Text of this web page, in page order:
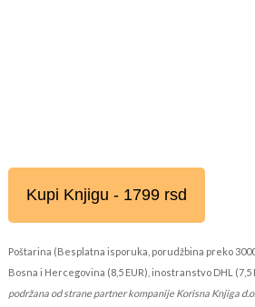
Kupi Knjigu - 1799 rsd
Poštarina (Besplatna isporuka, porudžbina preko
Bosna i Hercegovina (8,5 EUR), inostranstvo DHL (7,5
podržana od strane partner kompanije Korisna Knjiga